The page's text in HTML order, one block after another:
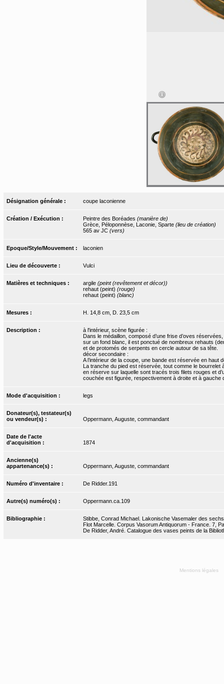
Désignation générale : coupe laconienne
Création / Exécution : Peintre des Boréades (manière de)
Grèce, Péloponnèse, Laconie, Sparte (lieu de création)
565 av JC (vers)
Epoque/Style/Mouvement : laconien
Lieu de découverte : Vulci
Matières et techniques : argile (peint (revêtement et décor))
rehaut (peint) (rouge)
rehaut (peint) (blanc)
Mesures : H. 14,8 cm, D. 23,5 cm
Description :
à l'intérieur, scène figurée :
Dans le médaillon, composé d’une frise d’oves
sur un fond blanc, il est ponctué de nombreux rehauts
et de protomés de serpents en cercle autour de sa tête.
décor secondaire :
A l’intérieur de la coupe, une bande est réservée en
La tranche du pied est réservée, tout comme le bourrelet
en réserve sur laquelle sont tracés trois filets rouges et
couchée est figurée, respectivement à droite et à gauche
Mode d'acquisition : legs
Donateur(s), testateur(s)
ou vendeur(s) :
Oppermann, Auguste, commandant
Date de l'acte
d'acquisition :
1874
Ancienne(s)
appartenance(s) :
Oppermann, Auguste, commandant
Numéro d'inventaire : De Ridder.191
Autre(s) numéro(s) : Oppermann.ca.109
Bibliographie :
Stibbe, Conrad Michael. Lakonische Vasemaler des
Flot Marcelle. Corpus Vasorum Antiquorum - France. 7,
De Ridder, André. Catalogue des vases peints de la
Mentions légales